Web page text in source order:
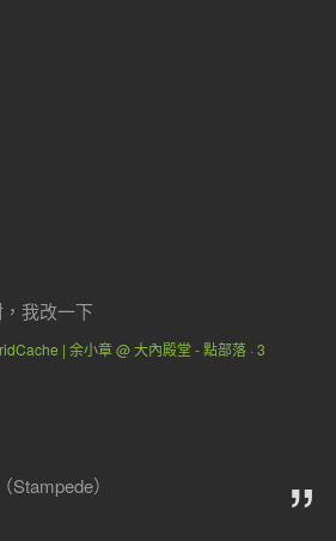
我改一下
| 余小章 @ 大內殿堂 - 點部落· 3
）